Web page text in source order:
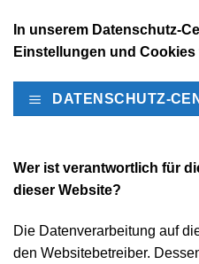
In unserem Datenschutz-
Einstellungen und Cookies
DATENSCHUTZ-
Wer ist verantwortlich für
dieser Website?
Die Datenverarbeitung auf
den Websitebetreiber.